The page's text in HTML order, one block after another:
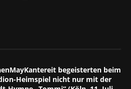
begeisterten beim
Heimspiel nicht nur mit der